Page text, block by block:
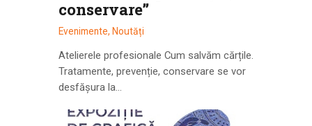
conservare”
Evenimente, Noutăți
Atelierele profesionale Cum salvăm cărțile.
Tratamente, prevenție, conservare se vor
desfășura la…